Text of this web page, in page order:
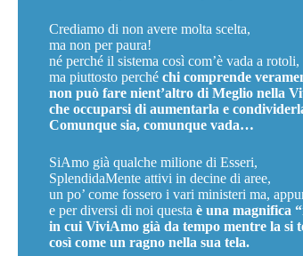
Crediamo di non avere molta scelta,
ma non per paura!
né perché il sistema così com’è vada a rotoli,
ma piuttosto perché chi comprende
non può fare nient’altro di Meglio nella
che occuparsi di aumentarla e
Comunque sia, comunque vada…
SiAmo già qualche milione di Esseri,
SplendidaMente attivi in decine di aree,
un po’ come fossero i vari ministeri ma,
e per diversi di noi questa è una magnifica
in cui ViviAmo già da tempo mentre la si
così come un ragno nella sua tela.